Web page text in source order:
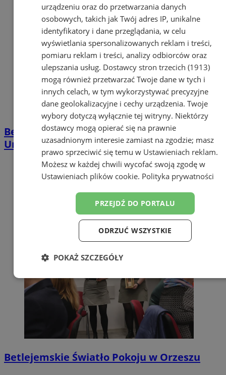
Betlejemskie Światło Pokoju dotarło do
Urzędu Miejskiego w Orzeszu
Betlejemskie Światło Pokoju w Orzeszu
urządzeniu oraz do przetwarzania danych
osobowych, takich jak Twój adres IP, unikalne
identyfikatory i dane przeglądania, w celu
wyświetlania spersonalizowanych reklam i treści,
pomiaru reklam i treści, analizy odbiorców oraz
ulepszania usług. Dostawcy stron trzecich (1913)
mogą również przetwarzać Twoje dane w tych i
innych celach, w tym wykorzystywać precyzyjne
dane geolokalizacyjne i cechy urządzenia. Twoje
wybory dotyczą wyłącznie tej witryny. Niektórzy
dostawcy mogą opierać się na prawnie
uzasadnionym interesie zamiast na zgodzie; masz
prawo sprzeciwić się temu w Ustawieniach reklam.
Możesz w każdej chwili wycofać swoją zgodę w
Ustawieniach plików cookie. Polityka prywatności
PRZEJDŹ DO PORTALU
ODRZUĆ WSZYSTKIE
POKAŻ SZCZEGÓŁY
Niezbędne Wydajność Targetowanie
Funkcjonalność Niesklasyfikowane